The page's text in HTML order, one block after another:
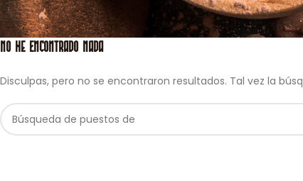
No He Encontrado Nada
Disculpas, pero no se encontraron resultados. Tal vez la